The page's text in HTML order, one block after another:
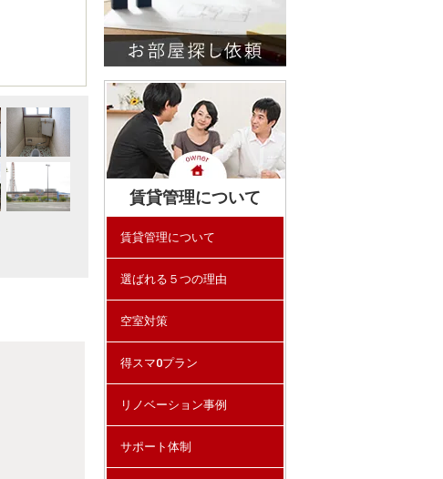
賃貸管理について
賃貸管理について
選ばれる５つの理由
空室対策
得スマ0プラン
リノベーション事例
サポート体制